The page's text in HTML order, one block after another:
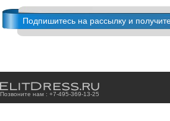
Подпишитесь на рассылку и
Позвоните нам : +7-495-369-13-25